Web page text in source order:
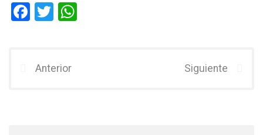
F
b
T
er
Anterior Siguiente